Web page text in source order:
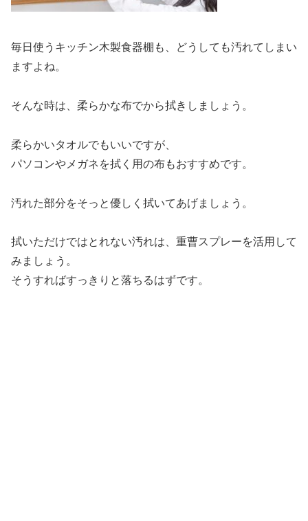
毎日使うキッチン木製食器棚も、どうしても汚れてしまい
ますよね。
そんな時は、柔らかな布でから拭きしましょう。
柔らかいタオルでもいいですが、
パソコンやメガネを拭く用の布もおすすめです。
汚れた部分をそっと優しく拭いてあげましょう。
拭いただけではとれない汚れは、重曹スプレーを活用して
みましょう。
そうすればすっきりと落ちるはずです。